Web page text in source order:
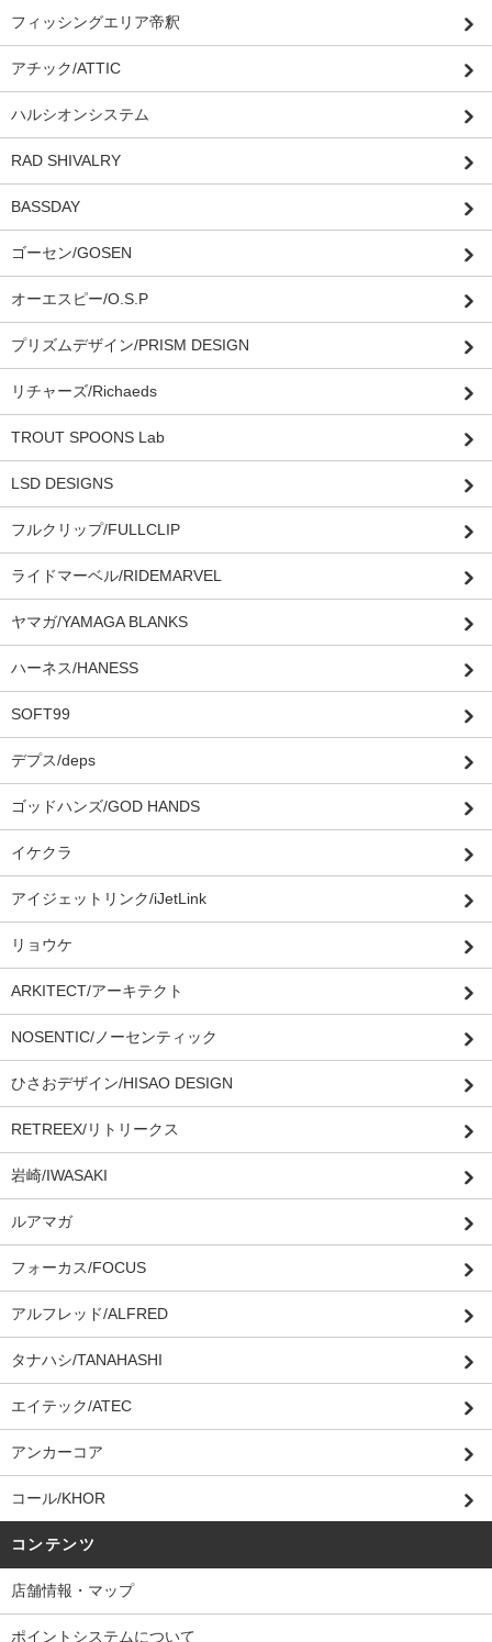
フィッシングエリア帝釈
アチック/ATTIC
ハルシオンシステム
RAD SHIVALRY
BASSDAY
ゴーセン/GOSEN
オーエスピー/O.S.P
プリズムデザイン/PRISM DESIGN
リチャーズ/Richaeds
TROUT SPOONS Lab
LSD DESIGNS
フルクリップ/FULLCLIP
ライドマーベル/RIDEMARVEL
ヤマガ/YAMAGA BLANKS
ハーネス/HANESS
SOFT99
デプス/deps
ゴッドハンズ/GOD HANDS
イケクラ
アイジェットリンク/iJetLink
リョウケ
ARKITECT/アーキテクト
NOSENTIC/ノーセンティック
ひさおデザイン/HISAO DESIGN
RETREEX/リトリークス
岩崎/IWASAKI
ルアマガ
フォーカス/FOCUS
アルフレッド/ALFRED
タナハシ/TANAHASHI
エイテック/ATEC
アンカーコア
コール/KHOR
コンテンツ
店舗情報・マップ
ポイントシステムについて